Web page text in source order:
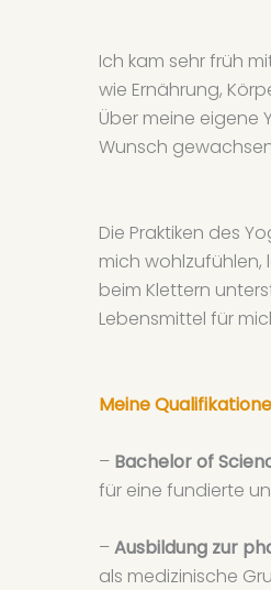
Ich kam sehr früh
wie Ernährung,
Über meine eigene
Wunsch
Die Praktiken des
mich
beim Klettern
Lebensmittel für
Meine
– Bachelor of
für eine fundierte
–Ausbildung zur
als medizinische